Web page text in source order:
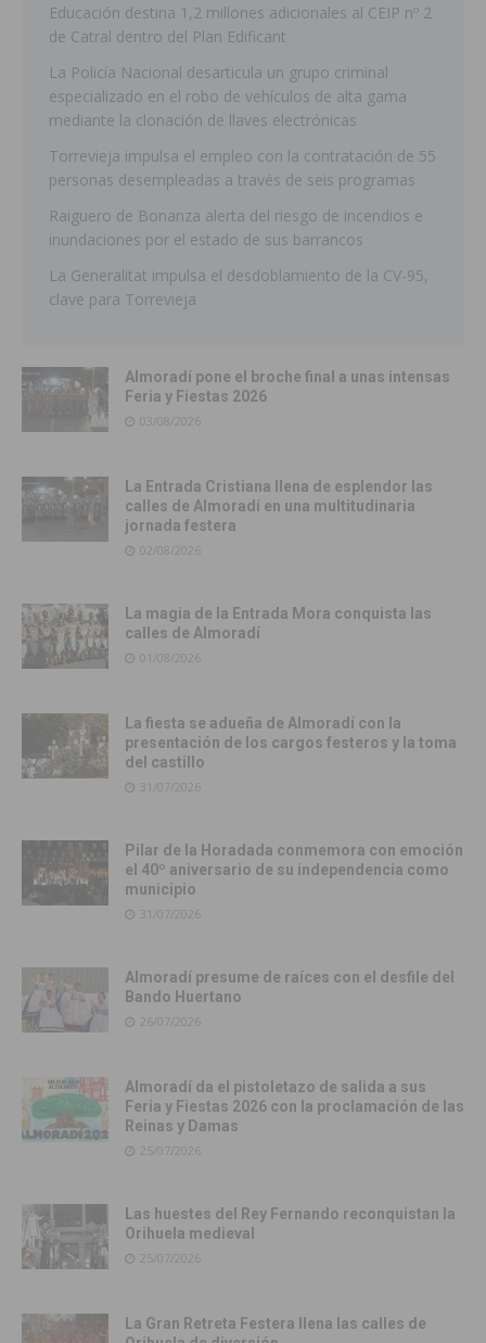
Educación destina 1,2 millones adicionales al CEIP nº 2
de Catral dentro del Plan Edificant
La Policía Nacional desarticula un grupo criminal
especializado en el robo de vehículos de alta gama
mediante la clonación de llaves electrónicas
Torrevieja impulsa el empleo con la contratación de 55
personas desempleadas a través de seis programas
Raiguero de Bonanza alerta del riesgo de incendios e
inundaciones por el estado de sus barrancos
La Generalitat impulsa el desdoblamiento de la CV-95,
clave para Torrevieja
Almoradí pone el broche final a unas intensas
Feria y Fiestas 2026
03/08/2026
La Entrada Cristiana llena de esplendor las
calles de Almoradí en una multitudinaria
jornada festera
02/08/2026
La magia de la Entrada Mora conquista las
calles de Almoradí
01/08/2026
La fiesta se adueña de Almoradí con la
presentación de los cargos festeros y la toma
del castillo
31/07/2026
Pilar de la Horadada conmemora con emoción
el 40º aniversario de su independencia como
municipio
31/07/2026
Almoradí presume de raíces con el desfile del
Bando Huertano
26/07/2026
Almoradí da el pistoletazo de salida a sus
Feria y Fiestas 2026 con la proclamación de las
Reinas y Damas
25/07/2026
Las huestes del Rey Fernando reconquistan la
Orihuela medieval
25/07/2026
La Gran Retreta Festera llena las calles de